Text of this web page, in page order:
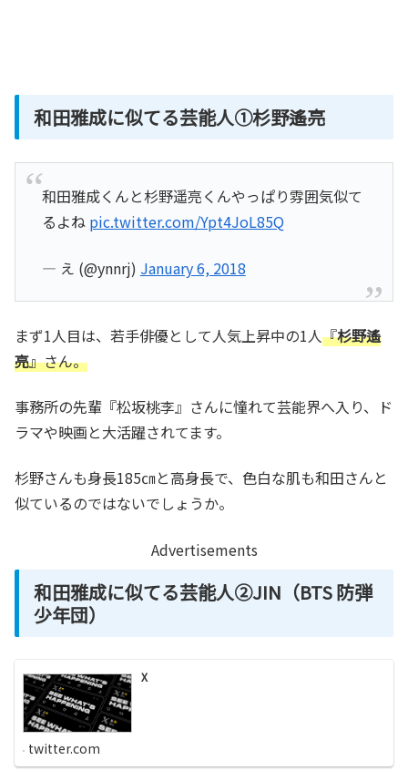
和田雅成に似てる芸能人①杉野遙亮
和田雅成くんと杉野遥亮くんやっぱり雰囲気似て
るよね pic.twitter.com/Ypt4JoL85Q
— え (@ynnrj) January 6, 2018
まず1人目は、若手俳優として人気上昇中の1人『杉野遙
亮』さん。
事務所の先輩『松坂桃李』さんに憧れて芸能界へ入り、ド
ラマや映画と大活躍されてます。
杉野さんも身長185㎝と高身長で、色白な肌も和田さんと
似ているのではないでしょうか。
Advertisements
和田雅成に似てる芸能人②JIN（BTS 防弾
少年団）
X
twitter.com